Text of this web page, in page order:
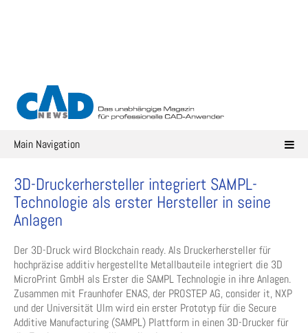
Main Navigation
3D-Druckerhersteller integriert SAMPL-
Technologie als erster Hersteller in seine
Anlagen
Der 3D-Druck wird Blockchain ready. Als Druckerhersteller für
hochpräzise additiv hergestellte Metallbauteile integriert die 3D
MicroPrint GmbH als Erster die SAMPL Technologie in ihre Anlagen.
Zusammen mit Fraunhofer ENAS, der PROSTEP AG, consider it, NXP
und der Universität Ulm wird ein erster Prototyp für die Secure
Additive Manufacturing (SAMPL) Plattform in einen 3D-Drucker für